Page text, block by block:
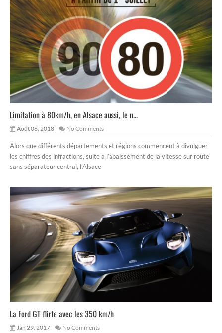
Limitation à 80km/h, en Alsace aussi, le n...
Août 06, 2018 No Comments
Alors que différents départements et régions commencent à divulguer
les chiffres des infractions, suite à l’abaissement de la vitesse sur route
sans séparateur central, l’Alsace
La Ford GT flirte avec les 350 km/h
Jan 29, 2017 No Comments